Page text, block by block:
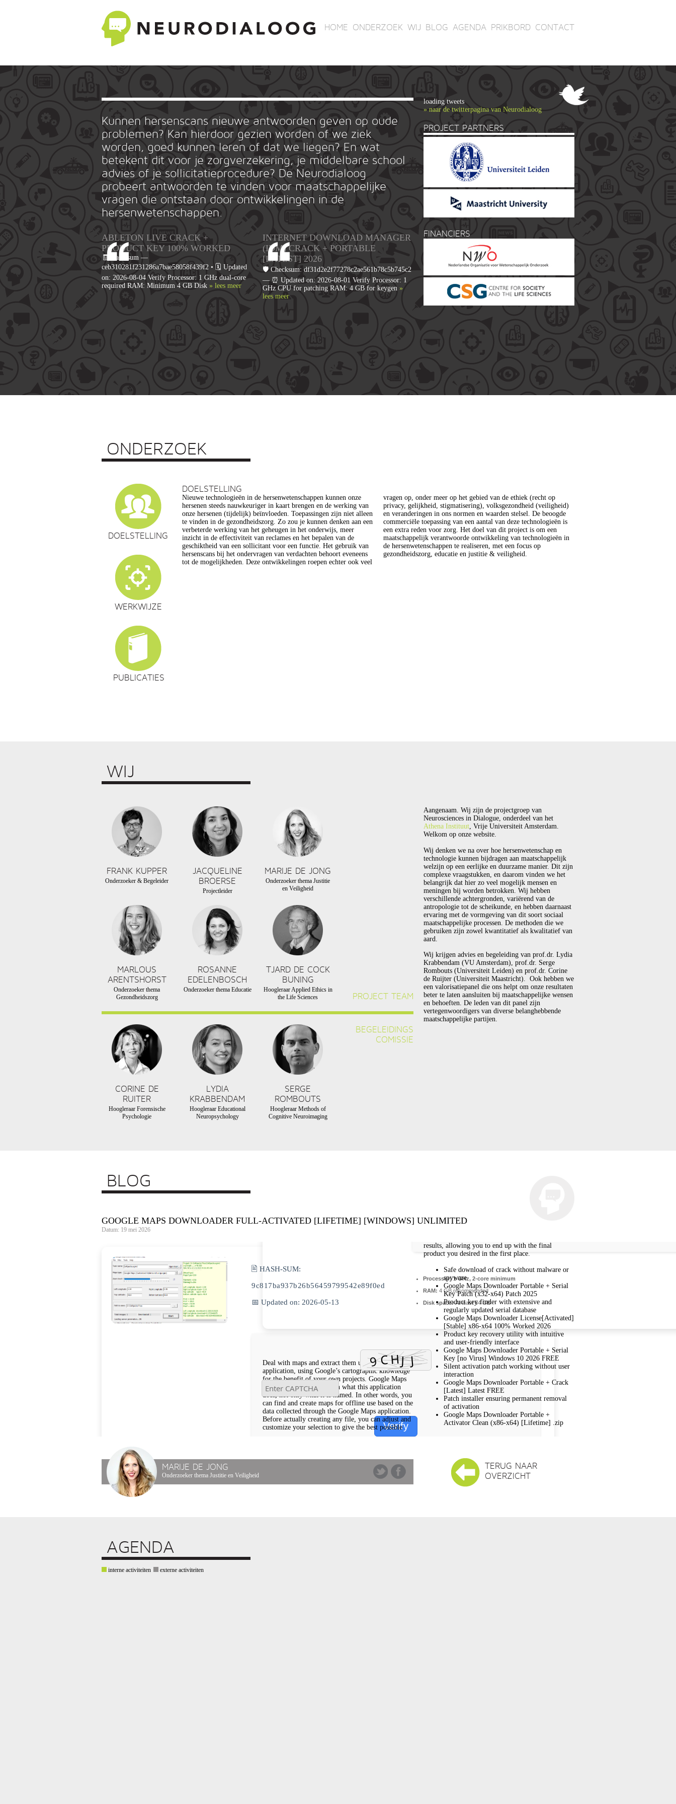
HOME ONDERZOEK WIJ BLOG AGENDA PRIKBORD CONTACT
Kunnen hersenscans nieuwe antwoorden geven op oude
problemen? Kan hierdoor gezien worden of we ziek
worden, goed kunnen leren of dat we liegen? En wat
betekent dit voor je zorgverzekering, je middelbare school
advies of je sollicitatieprocedure? De Neurodialoog
probeert antwoorden te vinden voor maatschappelijke
vragen die ontstaan door ontwikkelingen in de
hersenwetenschappen.
ABLETON LIVE CRACK +
PRODUCT KEY 100% WORKED
🧾 Hash-sum —
ceb310281f231286a7bae58058f439f2 • 🗓 Updated
on: 2026-08-04 Verify Processor: 1 GHz dual-core
required RAM: Minimum 4 GB Disk » lees meer
INTERNET DOWNLOAD MANAGER
(IDM) CRACK + PORTABLE
[LATEST] 2026
🛡️ Checksum: df31d2e2f77278c2ae561b78c5b745c2
— ⏰ Updated on: 2026-08-01 Verify Processor: 1
GHz CPU for patching RAM: 4 GB for keygen »
lees meer
loading tweets
» naar de twitterpagina van Neurodialoog
PROJECT PARTNERS
FINANCIERS
ONDERZOEK
DOELSTELLING
WERKWIJZE
PUBLICATIES
DOELSTELLING
Nieuwe technologieën in de hersenwetenschappen kunnen onze
hersenen steeds nauwkeuriger in kaart brengen en de werking van
onze hersenen (tijdelijk) beïnvloeden. Toepassingen zijn niet alleen
te vinden in de gezondheidszorg. Zo zou je kunnen denken aan een
verbeterde werking van het geheugen in het onderwijs, meer
inzicht in de effectiviteit van reclames en het bepalen van de
geschiktheid van een sollicitant voor een functie. Het gebruik van
hersenscans bij het ondervragen van verdachten behoort eveneens
tot de mogelijkheden. Deze ontwikkelingen roepen echter ook veel
vragen op, onder meer op het gebied van de ethiek (recht op
privacy, gelijkheid, stigmatisering), volksgezondheid (veiligheid)
en veranderingen in ons normen en waarden stelsel. De beoogde
commerciële toepassing van een aantal van deze technologieën is
een extra reden voor zorg. Het doel van dit project is om een
maatschappelijk verantwoorde ontwikkeling van technologieën in
de hersenwetenschappen te realiseren, met een focus op
gezondheidszorg, educatie en justitie & veiligheid.
WIJ
FRANK KUPPER
Onderzoeker & Begeleider
JACQUELINE
BROERSE
Projectleider
MARIJE DE JONG
Onderzoeker thema Justitie
en Veiligheid
MARLOUS
ARENTSHORST
Onderzoeker thema
Gezondheidszorg
ROSANNE
EDELENBOSCH
Onderzoeker thema Educatie
TJARD DE COCK
BUNING
Hoogleraar Applied Ethics in
the Life Sciences
PROJECT TEAM
CORINE DE
RUITER
Hoogleraar Forensische
Psychologie
LYDIA
KRABBENDAM
Hoogleraar Educational
Neuropsychology
SERGE
ROMBOUTS
Hoogleraar Methods of
Cognitive Neuroimaging
BEGELEIDINGS
COMISSIE
Aangenaam. Wij zijn de projectgroep van
Neurosciences in Dialogue, onderdeel van het
Athena Instituut, Vrije Universiteit Amsterdam.
Welkom op onze website.
Wij denken we na over hoe hersenwetenschap en
technologie kunnen bijdragen aan maatschappelijk
welzijn op een eerlijke en duurzame manier. Dit zijn
complexe vraagstukken, en daarom vinden we het
belangrijk dat hier zo veel mogelijk mensen en
meningen bij worden betrokken. Wij hebben
verschillende achtergronden, variërend van de
antropologie tot de scheikunde, en hebben daarnaast
ervaring met de vormgeving van dit soort sociaal
maatschappelijke processen. De methoden die we
gebruiken zijn zowel kwantitatief als kwalitatief van
aard.
Wij krijgen advies en begeleiding van prof.dr. Lydia
Krabbendam (VU Amsterdam), prof.dr. Serge
Rombouts (Universiteit Leiden) en prof.dr. Corine
de Ruijter (Universiteit Maastricht). Ook hebben we
een valorisatiepanel die ons helpt om onze resultaten
beter te laten aansluiten bij maatschappelijke wensen
en behoeften. De leden van dit panel zijn
vertegenwoordigers van diverse belanghebbende
maatschappelijke partijen.
BLOG
GOOGLE MAPS DOWNLOADER FULL-ACTIVATED [LIFETIME] [WINDOWS] UNLIMITED
Datum: 19 mei 2026
🖹 HASH-SUM:
9c817ba937b26b56459799542e89f0ed
📅 Updated on: 2026-05-13
Verify
Processor:1 GHz, 2-core minimum
RAM: 4 GB recommended
Disk space:At least 64 GB
Deal with maps and extract them using this
application, using Google’s cartographic knowledge
for the benefit of your own projects. Google Maps
Downloader is pretty much what this application
does, not only what it is named. In other words, you
can find and create maps for offline use based on the
data collected through the Google Maps application.
Before actually creating any file, you can adjust and
customize your selection to give the best possible
results, allowing you to end up with the final
product you desired in the first place.
Safe download of crack without malware or
spyware
Google Maps Downloader Portable + Serial
Key Patch (x32-x64) Patch 2025
Product key finder with extensive and
regularly updated serial database
Google Maps Downloader License[Activated]
[Stable] x86-x64 100% Worked 2026
Product key recovery utility with intuitive
and user-friendly interface
Google Maps Downloader Portable + Serial
Key [no Virus] Windows 10 2026 FREE
Silent activation patch working without user
interaction
Google Maps Downloader Portable + Crack
[Latest] Latest FREE
Patch installer ensuring permanent removal
of activation
Google Maps Downloader Portable +
Activator Clean (x86-x64) [Lifetime] .zip
MARIJE DE JONG
Onderzoeker thema Justitie en Veiligheid
TERUG NAAR
OVERZICHT
AGENDA
interne activiteiten externe activiteiten